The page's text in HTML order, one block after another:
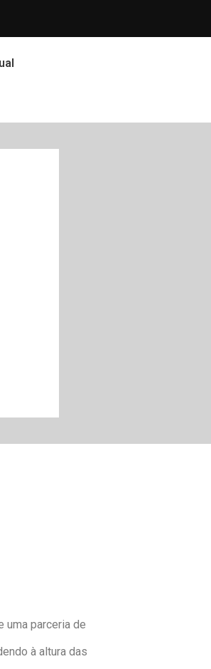
uma parceria de
à altura das